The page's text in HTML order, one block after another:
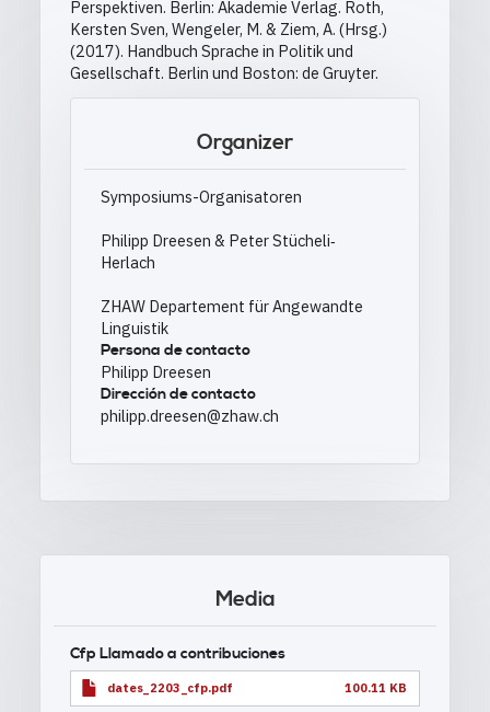
Perspektiven. Berlin: Akademie Verlag. Roth,
Kersten Sven, Wengeler, M. & Ziem, A. (Hrsg.)
(2017). Handbuch Sprache in Politik und
Gesellschaft. Berlin und Boston: de Gruyter.
Organizer
Symposiums-Organisatoren
Philipp Dreesen & Peter Stücheli‐
Herlach
ZHAW Departement für Angewandte
Linguistik
Persona de contacto
Philipp Dreesen
Dirección de contacto
philipp.dreesen@zhaw.ch
Media
Cfp Llamado a contribuciones
dates_2203_cfp.pdf 100.11 KB